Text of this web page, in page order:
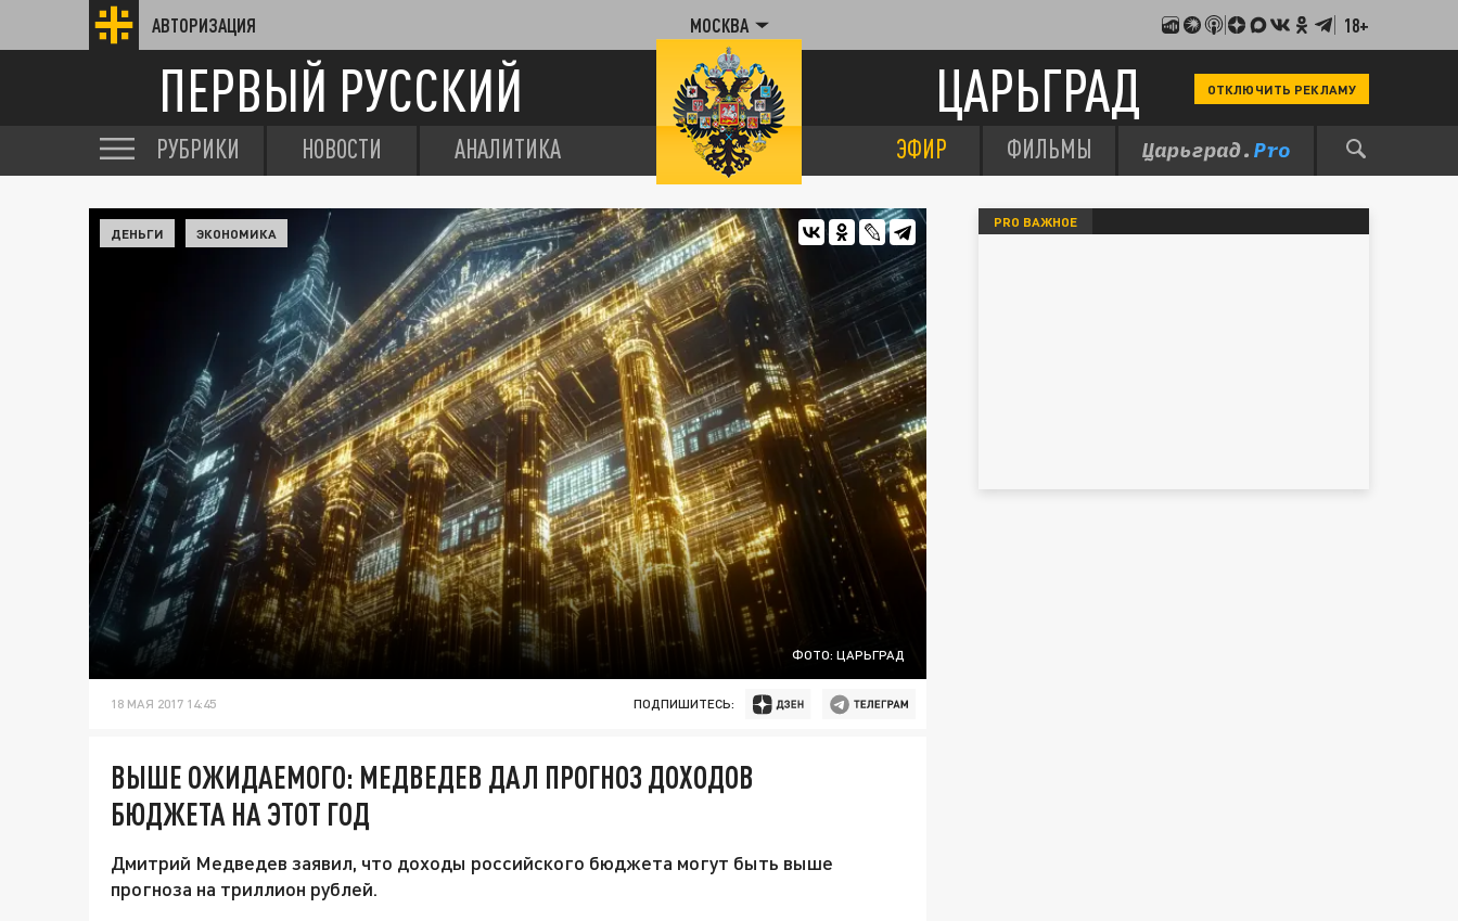
АВТОРИЗАЦИЯ МОСКВА 18+
ПЕРВЫЙ РУССКИЙ ЦАРЬГРАД ОТКЛЮЧИТЬ РЕКЛАМУ
РУБРИКИ НОВОСТИ АНАЛИТИКА ЭФИР ФИЛЬМЫ
ФОТО: ЦАРЬГРАД
ДЕНЬГИ ЭКОНОМИКА
18 МАЯ 2017 14:45 ПОДПИШИТЕСЬ:
ВЫШЕ ОЖИДАЕМОГО: МЕДВЕДЕВ ДАЛ ПРОГНОЗ ДОХОДОВ
БЮДЖЕТА НА ЭТОТ ГОД
Дмитрий Медведев заявил, что доходы российского бюджета могут быть выше
прогноза на триллион рублей.
PRO ВАЖНОЕ